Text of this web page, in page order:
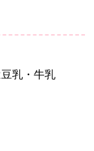
乳・牛乳